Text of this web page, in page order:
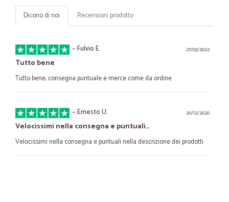
Dicono di noi Recensioni prodotto
27/03/2022
—Fulvio E.
Tutto bene
Tutto bene, consegna puntuale e merce come da ordine
20/12/2020
—Ernesto U.
Velocissimi nella consegna e puntuali…
Velocissimi nella consegna e puntuali nella descrizione dei prodotti